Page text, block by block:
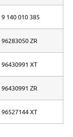
9 140 010 385
96283050 ZR
96430991 XT
96430991 ZR
96527144 XT